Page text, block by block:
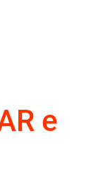
e